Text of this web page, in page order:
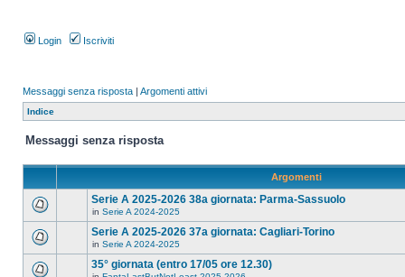
Login Iscriviti
Messaggi senza risposta | Argomenti attivi
Indice
Messaggi senza risposta
Argomenti
Serie A 2025-2026 38a giornata: Parma-Sassuolo
in Serie A 2024-2025
Serie A 2025-2026 37a giornata: Cagliari-Torino
in Serie A 2024-2025
35° giornata (entro 17/05 ore 12.30)